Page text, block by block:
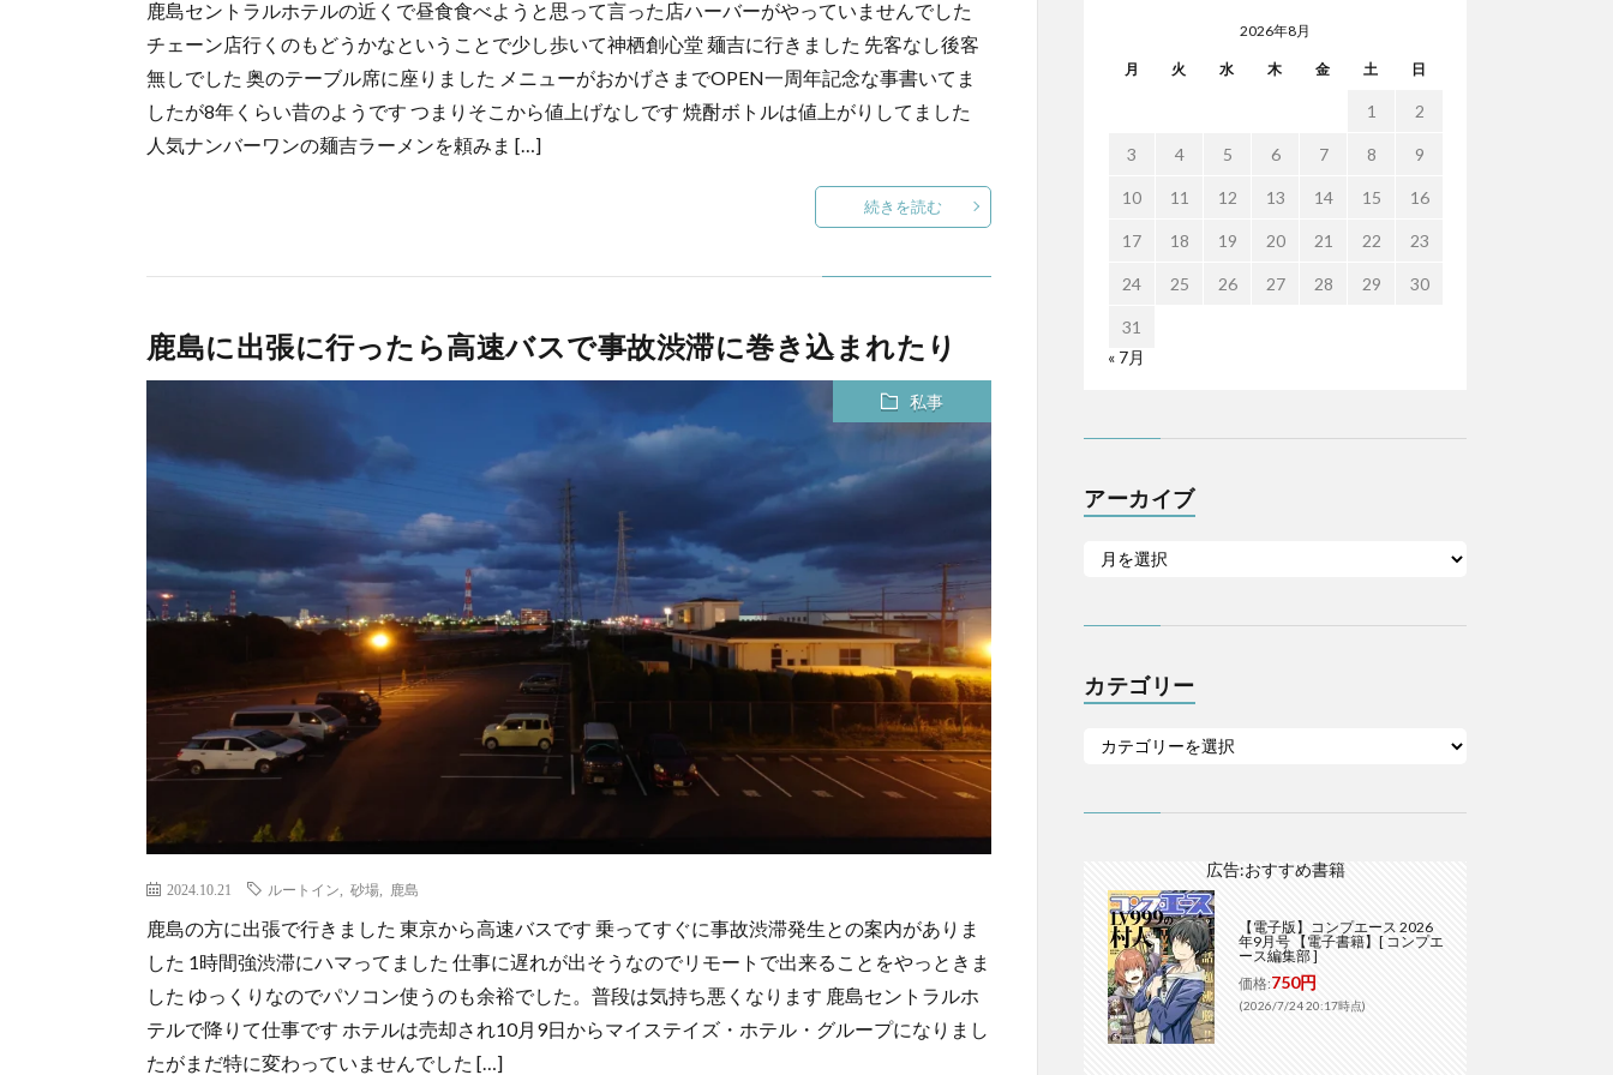
鹿島セントラルホテルの近くで昼食食べようと思って言った店ハーバーがやっていませんでした
チェーン店行くのもどうかなということで少し歩いて神栖創心堂 麺吉に行きました 先客なし後客
無しでした 奥のテーブル席に座りました メニューがおかげさまでOPEN一周年記念な事書いてま
したが8年くらい昔のようです つまりそこから値上げなしです 焼酎ボトルは値上がりしてました
人気ナンバーワンの麺吉ラーメンを頼みま […]
続きを読む
鹿島に出張に行ったら高速バスで事故渋滞に巻き込まれたり
私事
2024.10.21 ルートイン 砂場 鹿島
鹿島の方に出張で行きました 東京から高速バスです 乗ってすぐに事故渋滞発生との案内がありま
した 1時間強渋滞にハマってました 仕事に遅れが出そうなのでリモートで出来ることをやっときま
した ゆっくりなのでパソコン使うのも余裕でした。普段は気持ち悪くなります 鹿島セントラルホ
テルで降りて仕事です ホテルは売却され10月9日からマイステイズ・ホテル・グループになりまし
たがまだ特に変わっていませんでした […]
2026年8月
月 火 水 木 金 土 日
1 2
3 4 5 6 7 8 9
10 11 12 13 14 15 16
17 18 19 20 21 22 23
24 25 26 27 28 29 30
31
« 7月
アーカイブ
カテゴリー
広告:おすすめ書籍
【電子版】コンプエース 2026
年9月号 【電子書籍】[ コンプエ
ース編集部 ]
価格:750円
(2026/7/24 20:17時点)